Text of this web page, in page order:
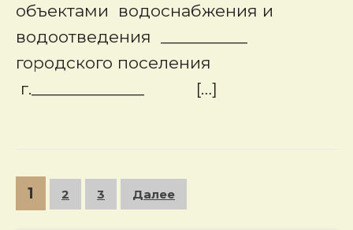
объектами водоснабжения и
водоотведения __________
городского поселения
г._____________ […]
Пагинация
записей
1 2 3 Далее